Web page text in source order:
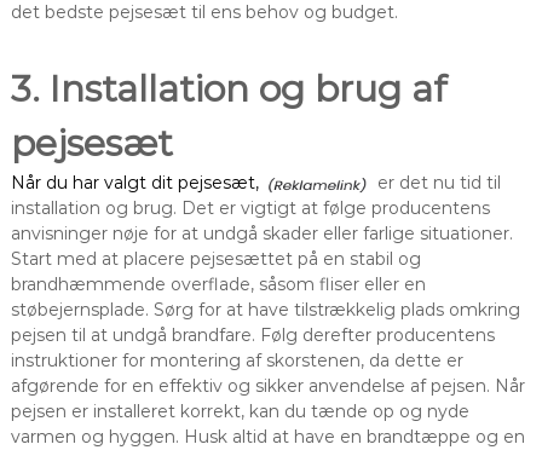
det bedste pejsesæt til ens behov og budget.
3. Installation og brug af
pejsesæt
Når du har valgt dit pejsesæt,
er det nu tid til
installation og brug. Det er vigtigt at følge producentens
anvisninger nøje for at undgå skader eller farlige situationer.
Start med at placere pejsesættet på en stabil og
brandhæmmende overflade, såsom fliser eller en
støbejernsplade. Sørg for at have tilstrækkelig plads omkring
pejsen til at undgå brandfare. Følg derefter producentens
instruktioner for montering af skorstenen, da dette er
afgørende for en effektiv og sikker anvendelse af pejsen. Når
pejsen er installeret korrekt, kan du tænde op og nyde
varmen og hyggen. Husk altid at have en brandtæppe og en